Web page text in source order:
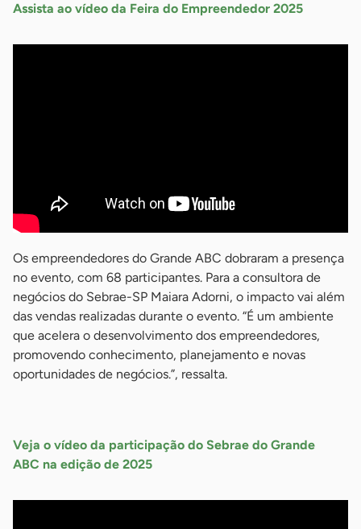
Assista ao vídeo da Feira do Empreendedor 2025
Os empreendedores do Grande ABC dobraram a presença
no evento, com 68 participantes. Para a consultora de
negócios do Sebrae-SP Maiara Adorni, o impacto vai além
das vendas realizadas durante o evento. “É um ambiente
que acelera o desenvolvimento dos empreendedores,
promovendo conhecimento, planejamento e novas
oportunidades de negócios.”, ressalta.
Veja o vídeo da participação do Sebrae do Grande
ABC na edição de 2025